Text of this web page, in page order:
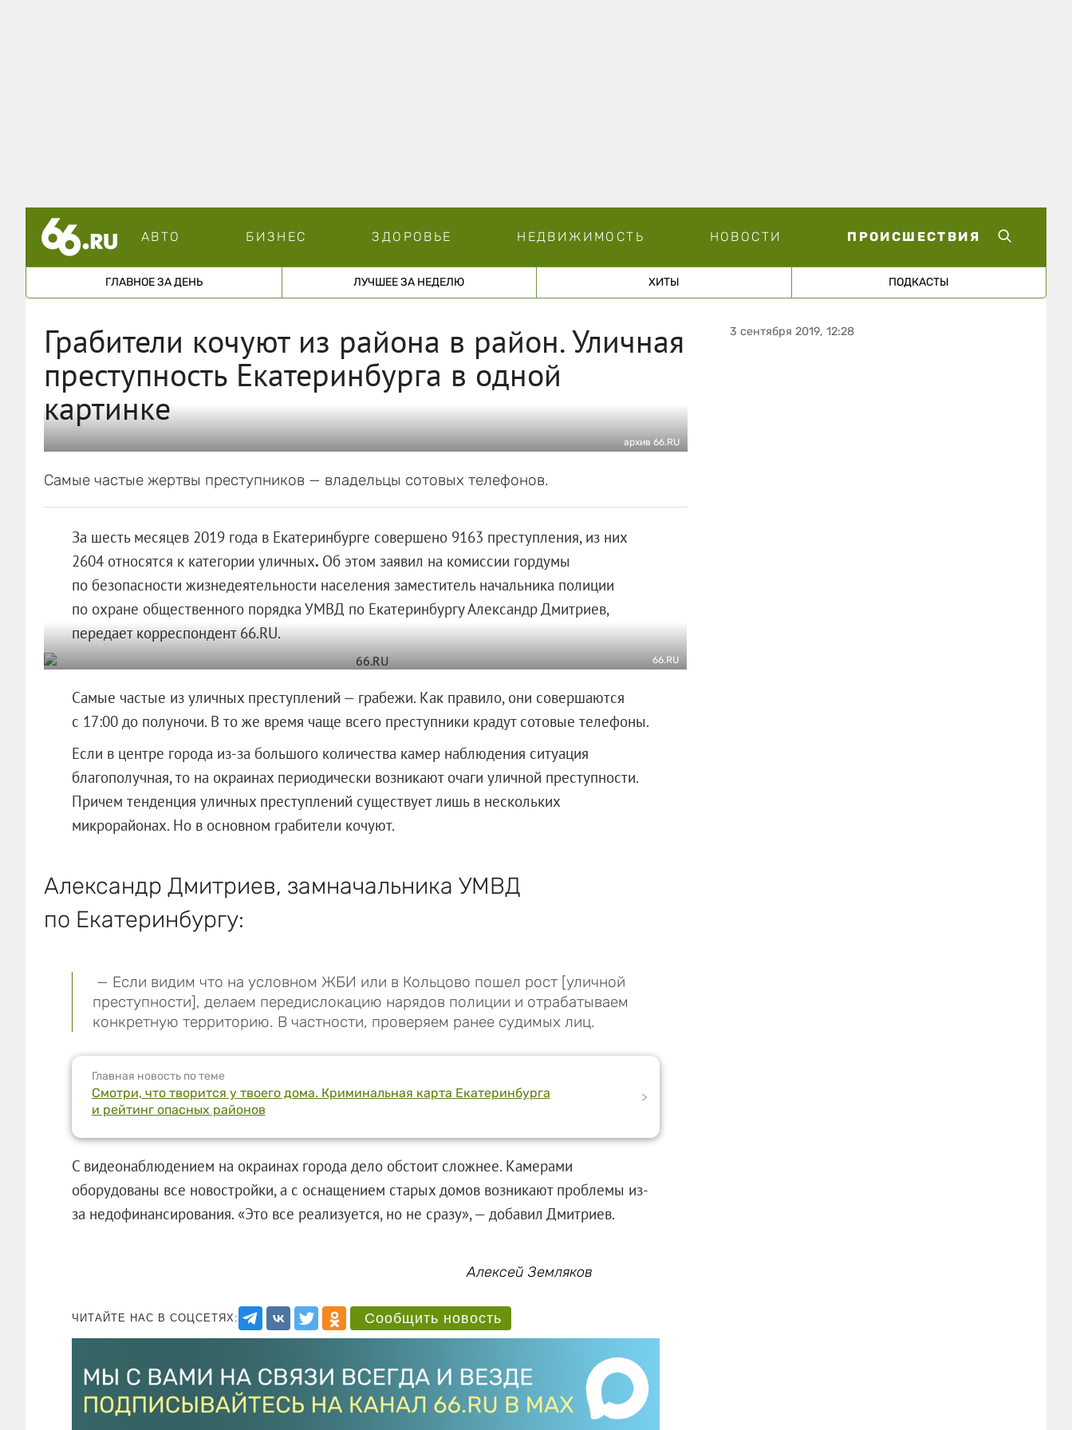
АВТО БИЗНЕС ЗДОРОВЬЕ НЕДВИЖИМОСТЬ НОВОСТИ ПРОИСШЕСТВИЯ
ГЛАВНОЕ ЗА ДЕНЬ ЛУЧШЕЕ ЗА НЕДЕЛЮ ХИТЫ ПОДКАСТЫ
Грабители кочуют из района в район. Уличная
преступность Екатеринбурга в одной
картинке
архив 66.RU
Самые частые жертвы преступников — владельцы сотовых телефонов.
За шесть месяцев 2019 года в Екатеринбурге совершено 9163 преступления, из них
2604 относятся к категории уличных. Об этом заявил на комиссии гордумы
по безопасности жизнедеятельности населения заместитель начальника полиции
по охране общественного порядка УМВД по Екатеринбургу Александр Дмитриев,
передает корреспондент 66.RU.
66.RU
Самые частые из уличных преступлений — грабежи. Как правило, они совершаются
с 17:00 до полуночи. В то же время чаще всего преступники крадут сотовые телефоны.
Если в центре города из-за большого количества камер наблюдения ситуация
благополучная, то на окраинах периодически возникают очаги уличной преступности.
Причем тенденция уличных преступлений существует лишь в нескольких
микрорайонах. Но в основном грабители кочуют.
Александр Дмитриев, замначальника УМВД
по Екатеринбургу:
— Если видим что на условном ЖБИ или в Кольцово пошел рост [уличной
преступности], делаем передислокацию нарядов полиции и отрабатываем
конкретную территорию. В частности, проверяем ранее судимых лиц.
Главная новость по теме
Cмотри, что творится у твоего дома. Криминальная карта Екатеринбурга
и рейтинг опасных районов
>
С видеонаблюдением на окраинах города дело обстоит сложнее. Камерами
оборудованы все новостройки, а с оснащением старых домов возникают проблемы из-
за недофинансирования. «Это все реализуется, но не сразу», — добавил Дмитриев.
Алексей Земляков
ЧИТАЙТЕ НАС В СОЦСЕТЯХ: Сообщить новость
3 сентября 2019, 12:28